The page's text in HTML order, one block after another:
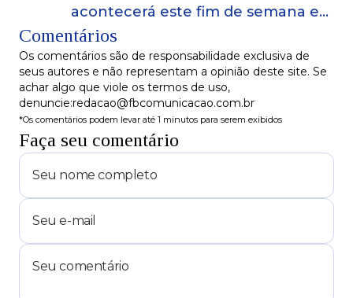
acontecerá este fim de semana em
Comentários
Os comentários são de responsabilidade exclusiva de
seus autores e não representam a opinião deste site. Se
achar algo que viole os termos de uso,
denuncie:redacao@fbcomunicacao.com.br
*Os comentários podem levar até 1 minutos para serem exibidos
Faça seu comentário